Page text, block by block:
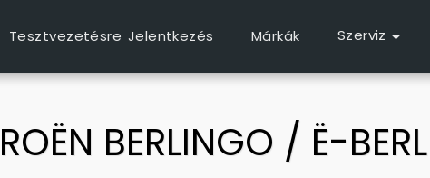
Tesztvezetésre Jelentkezés Márkák Szerviz
BERLINGO / Ë-